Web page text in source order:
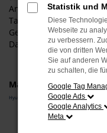
Andererseits deklarieren
Tageszulassung durch
Gebrauchtwagen um
Das ist clever und vor
Marken
Hyundai
Statistik und
Diese
Webseite zu
zu verbessern.
die von dritten
Sie auf anderen
zu schalten, die
Google Tag
Google Ads
Google Analytics
Meta